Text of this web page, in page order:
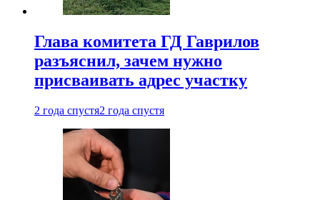
Глава комитета ГД Гаврилов
разъяснил, зачем нужно
присваивать адрес участку
2 года спустя2 года спустя